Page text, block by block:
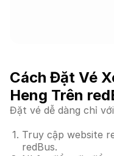
Cách Đặt Vé
Heng Trên
Đặt vé dễ dàng chỉ
Truy cập website
redBus.